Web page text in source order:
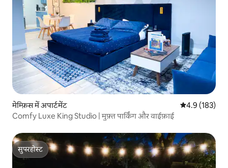
मेम्फ़िस में अपार्टमेंट औसत रेटिंग 5 में
4.9 (183)
Comfy Luxe King Studio | मुफ़्त पार्किंग और वाईफ़ाई
सुपरहोस्ट
सुपरहोस्ट